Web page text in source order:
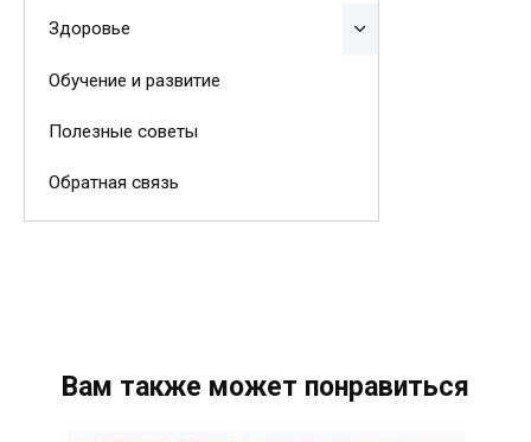
Здоровье
Обучение и развитие
Полезные советы
Обратная связь
Вам также может понравиться